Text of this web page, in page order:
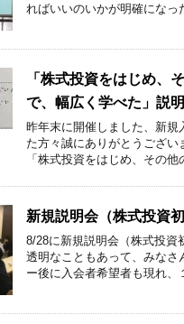
ればいいのいかが明確になっ
「株式投資をはじめ、
で、幅広く学べた」説
昨年末に開催しました、新
た方々誠にありがとうござい
「株式投資をはじめ、その他
新規説明会（株式投資
8/28に新規説明会（株式投資
透明なこともあって、みな
ー後に入会者希望者も現れ、